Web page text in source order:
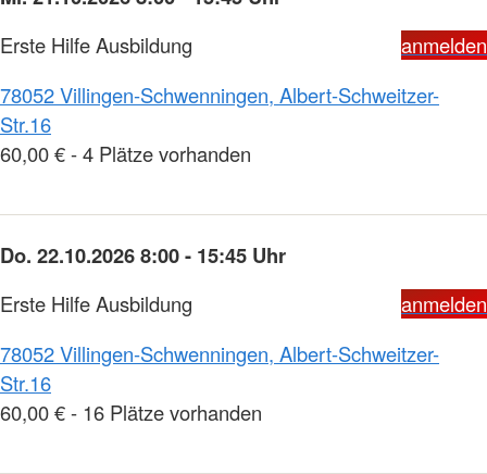
Erste Hilfe Ausbildung
anmelden
78052 Villingen-Schwenningen, Albert-Schweitzer-
Str.16
60,00 € - 4 Plätze vorhanden
Do. 22.10.2026 8:00 - 15:45 Uhr
Erste Hilfe Ausbildung
anmelden
78052 Villingen-Schwenningen, Albert-Schweitzer-
Str.16
60,00 € - 16 Plätze vorhanden